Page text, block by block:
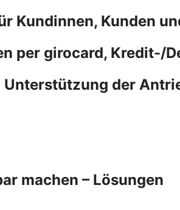
Kundinnen, Kunden
per girocard, Kredit-/
Unterstützung der
machen – Lösungen